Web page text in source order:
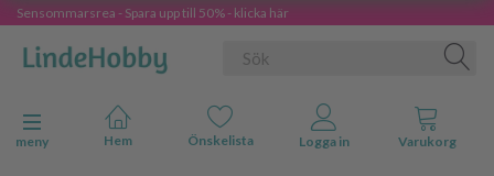
Sensommarsrea - Spara upp till 50% - klicka här
Ändra navigering
meny